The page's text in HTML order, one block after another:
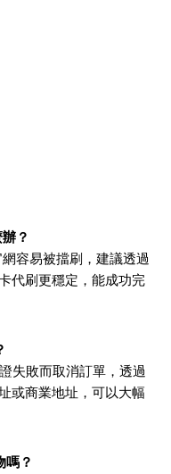
？
容易被擋刷，建議透過
代刷更穩定，能成功完
失敗而取消訂單，透過
或商業地址，可以大幅
嗎？